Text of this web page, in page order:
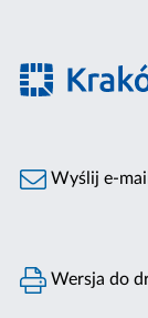
Wyślij e-
Wersja do